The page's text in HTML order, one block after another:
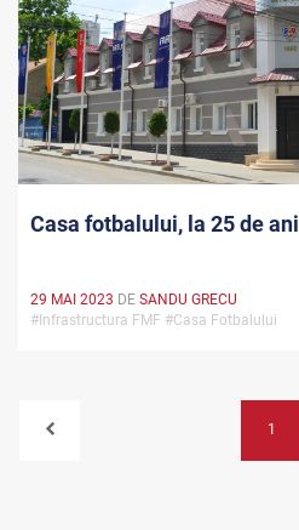
Casa fotbalului, la 25 de ani
29 MAI 2023 DE SANDU GRECU
#Infrastructura FMF #Casa Fotbalului
1